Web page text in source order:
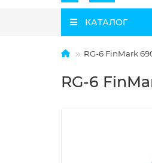
КАТАЛОГ
RG-6 FinMark
RG-6